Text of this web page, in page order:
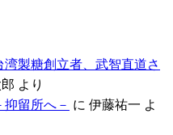
製糖創立者、武智直道さ
より
留所へ－ に 伊藤祐一 よ